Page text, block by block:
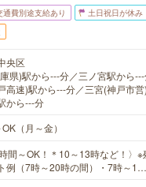
通費別途支給あり 土日祝日が休み
央区
県)駅から---分／三ノ宮駅から
高速)駅から---分／三宮(神戸市
から---分
（月～金）
時間～OK！＊10～13時など！〉
例（7時～20時の間）・7時～1…